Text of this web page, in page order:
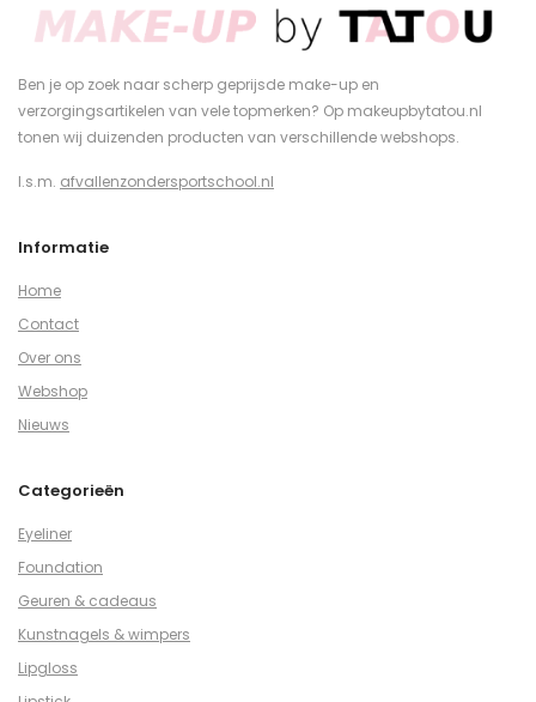
Ben je op zoek naar scherp geprijsde make-up en
verzorgingsartikelen van vele topmerken? Op makeupbytatou.nl
tonen wij duizenden producten van verschillende webshops.
I.s.m. afvallenzondersportschool.nl
Informatie
Home
Contact
Over ons
Webshop
Nieuws
Categorieën
Eyeliner
Foundation
Geuren & cadeaus
Kunstnagels & wimpers
Lipgloss